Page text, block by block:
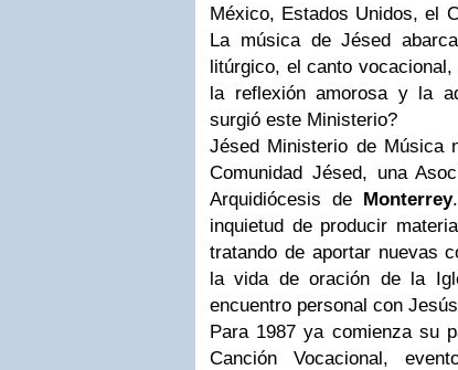
México, Estados Unidos, el
La música de Jésed
litúrgico, el canto
la reflexión amorosa y la
surgió este Ministerio?
Jésed Ministerio de Música
Comunidad Jésed, una
Arquidiócesis de Monterrey
inquietud de producir
tratando de aportar nuevas
la vida de oración de la
encuentro personal con
Para 1987 ya comienza su
Canción Vocacional,